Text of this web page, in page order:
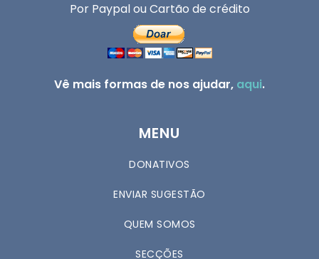
Por Paypal ou Cartão de crédito
Vê mais formas de nos ajudar, aqui.
MENU
DONATIVOS
ENVIAR SUGESTÃO
QUEM SOMOS
SECÇÕES